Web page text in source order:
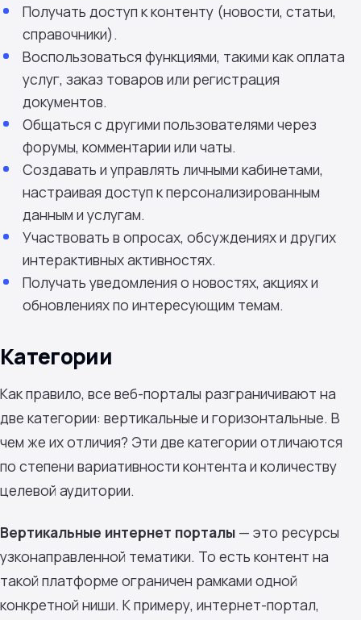
Получать доступ к контенту (новости, статьи,
справочники).
Воспользоваться функциями, такими как оплата
услуг, заказ товаров или регистрация
документов.
Общаться с другими пользователями через
форумы, комментарии или чаты.
Создавать и управлять личными кабинетами,
настраивая доступ к персонализированным
данным и услугам.
Участвовать в опросах, обсуждениях и других
интерактивных активностях.
Получать уведомления о новостях, акциях и
обновлениях по интересующим темам.
Категории
Как правило, все веб-порталы разграничивают на
две категории: вертикальные и горизонтальные. В
чем же их отличия? Эти две категории отличаются
по степени вариативности контента и количеству
целевой аудитории.
Вертикальные интернет порталы — это ресурсы
узконаправленной тематики. То есть контент на
такой платформе ограничен рамками одной
конкретной ниши. К примеру, интернет-портал,